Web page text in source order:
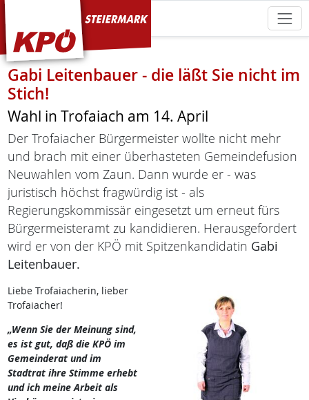
KPÖ Steiermark
Gabi Leitenbauer - die läßt Sie nicht im
Stich!
Wahl in Trofaiach am 14. April
Der Trofaiacher Bürgermeister wollte nicht mehr
und brach mit einer überhasteten Gemeindefusion
Neuwahlen vom Zaun. Dann wurde er - was
juristisch höchst fragwürdig ist - als
Regierungskommissär eingesetzt um erneut fürs
Bürgermeisteramt zu kandidieren. Herausgefordert
wird er von der KPÖ mit Spitzenkandidatin Gabi
Leitenbauer.
Liebe Trofaiacherin, lieber
Trofaiacher!
„Wenn Sie der Meinung sind,
es ist gut, daß die KPÖ im
Gemeinderat und im
Stadtrat ihre Stimme erhebt
und ich meine Arbeit als